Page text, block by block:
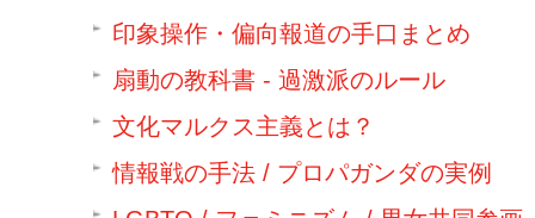
印象操作・偏向報道の手口まとめ
扇動の教科書 - 過激派のルール
文化マルクス主義とは？
情報戦の手法 / プロパガンダの実例